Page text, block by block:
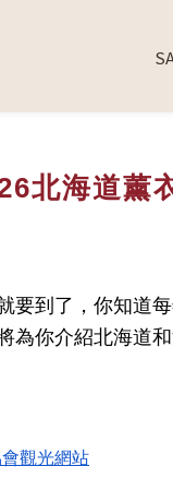
北海道薰
要到了，你知道
為你介紹北海道
觀光網站